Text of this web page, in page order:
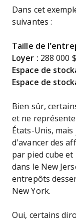
Dans cet
suivantes :
Taille de
Loyer : 288 000
Espace de
Espace de
Bien sûr,
et ne
États-Unis,
d’avancer des
par pied cube
dans le New
entrepôts
New York.
Oui, certains